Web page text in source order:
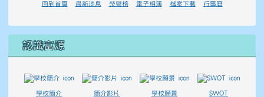
回到首頁 最新消息 榮譽榜 電子相簿 檔案下載 行事曆
認識富源
學校簡介 簡介影片 學校願景 SWOT